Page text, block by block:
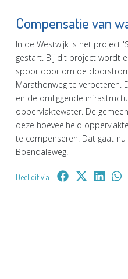
Compensatie van
In de Westwijk is het project
gestart. Bij dit project wordt
spoor door om de
Marathonweg te verbeteren.
en de omliggende
oppervlaktewater. De
deze hoeveelheid
te compenseren. Dat gaat
Boendaleweg.
Deel dit via: